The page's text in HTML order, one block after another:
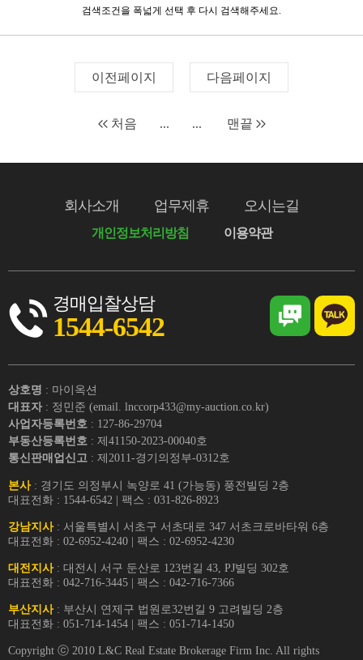
검색조건을 폭넓게 선택 후 다시 검색해주세요.
이전페이지 다음페이지
처음 ... ... 맨끝
회사소개 업무제휴 오시는길
개인정보처리방침 이용약관
경매입찰상담
1544-6542
상호명 : 마이옥션
대표자 : 정민준 (email. lnccorp433@my-auction.co.kr)
사업자등록번호 : 127-86-29704
부동산등록번호 : 제41150-2023-00040호
통신판매업신고 : 제2011-경기의정부-0312호
본사: 경기도 의정부시 녹양로 41 (가능동) 풍전빌딩 2층
대표전화 : 1544-6542 | 팩스 : 031-826-8923
강남지사: 서울특별시 서초구 서초대로 347 서초크로바타워 6층
대표전화 : 02-6952-4240 | 팩스 : 02-6952-4230
대전지사: 대전시 서구 둔산로 123번길 43, PJ빌딩 302호
대표전화 : 042-716-3445 | 팩스 : 042-716-7366
부산지사: 부산시 연제구 법원로32번길 9 고려빌딩 2층
대표전화 : 051-714-1454 | 팩스 : 051-714-1450
Copyright ⓒ 2010 L&C Real Estate Brokerage Firm Inc. All rights